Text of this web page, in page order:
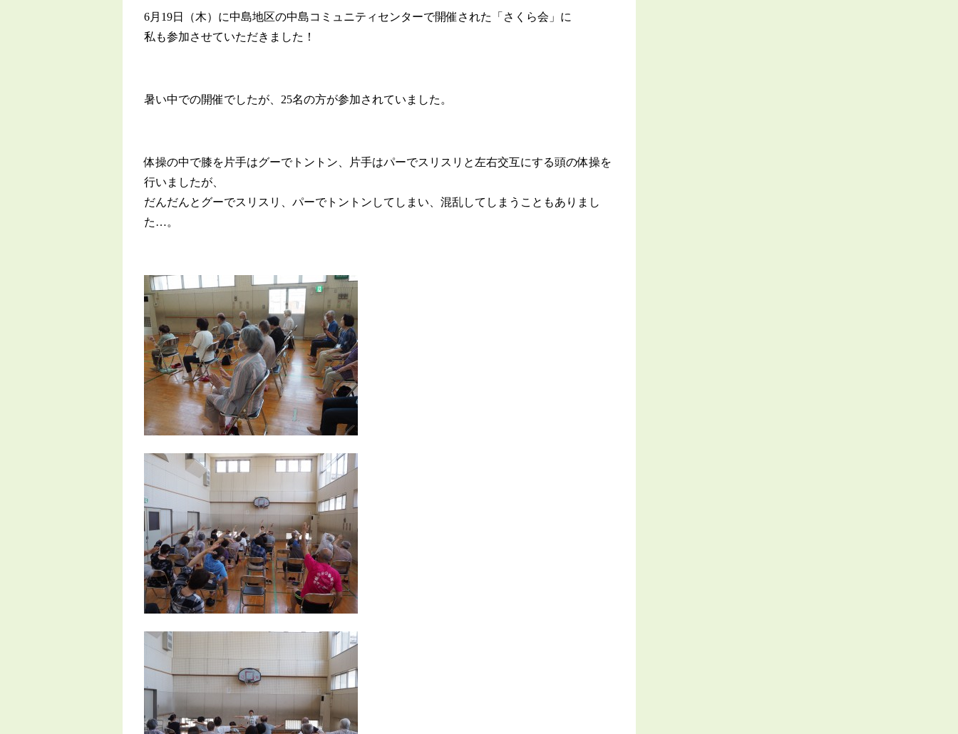
6月19日（木）に中島地区の中島コミュニティセンターで開催された「さくら会」に
私も参加させていただきました！
暑い中での開催でしたが、25名の方が参加されていました。
体操の中で膝を片手はグーでトントン、片手はパーでスリスリと左右交互にする頭の体操を
行いましたが、
だんだんとグーでスリスリ、パーでトントンしてしまい、混乱してしまうこともありまし
た…。